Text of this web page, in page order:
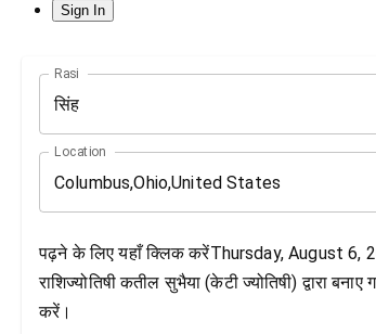
Sign In
Rasi
सिंह
Location
पढ़ने के लिए यहाँ क्लिक करेंThursday, August 6,
राशिज्योतिषी कतील सुभैया (केटी ज्योतिषी) द्वारा
करें।